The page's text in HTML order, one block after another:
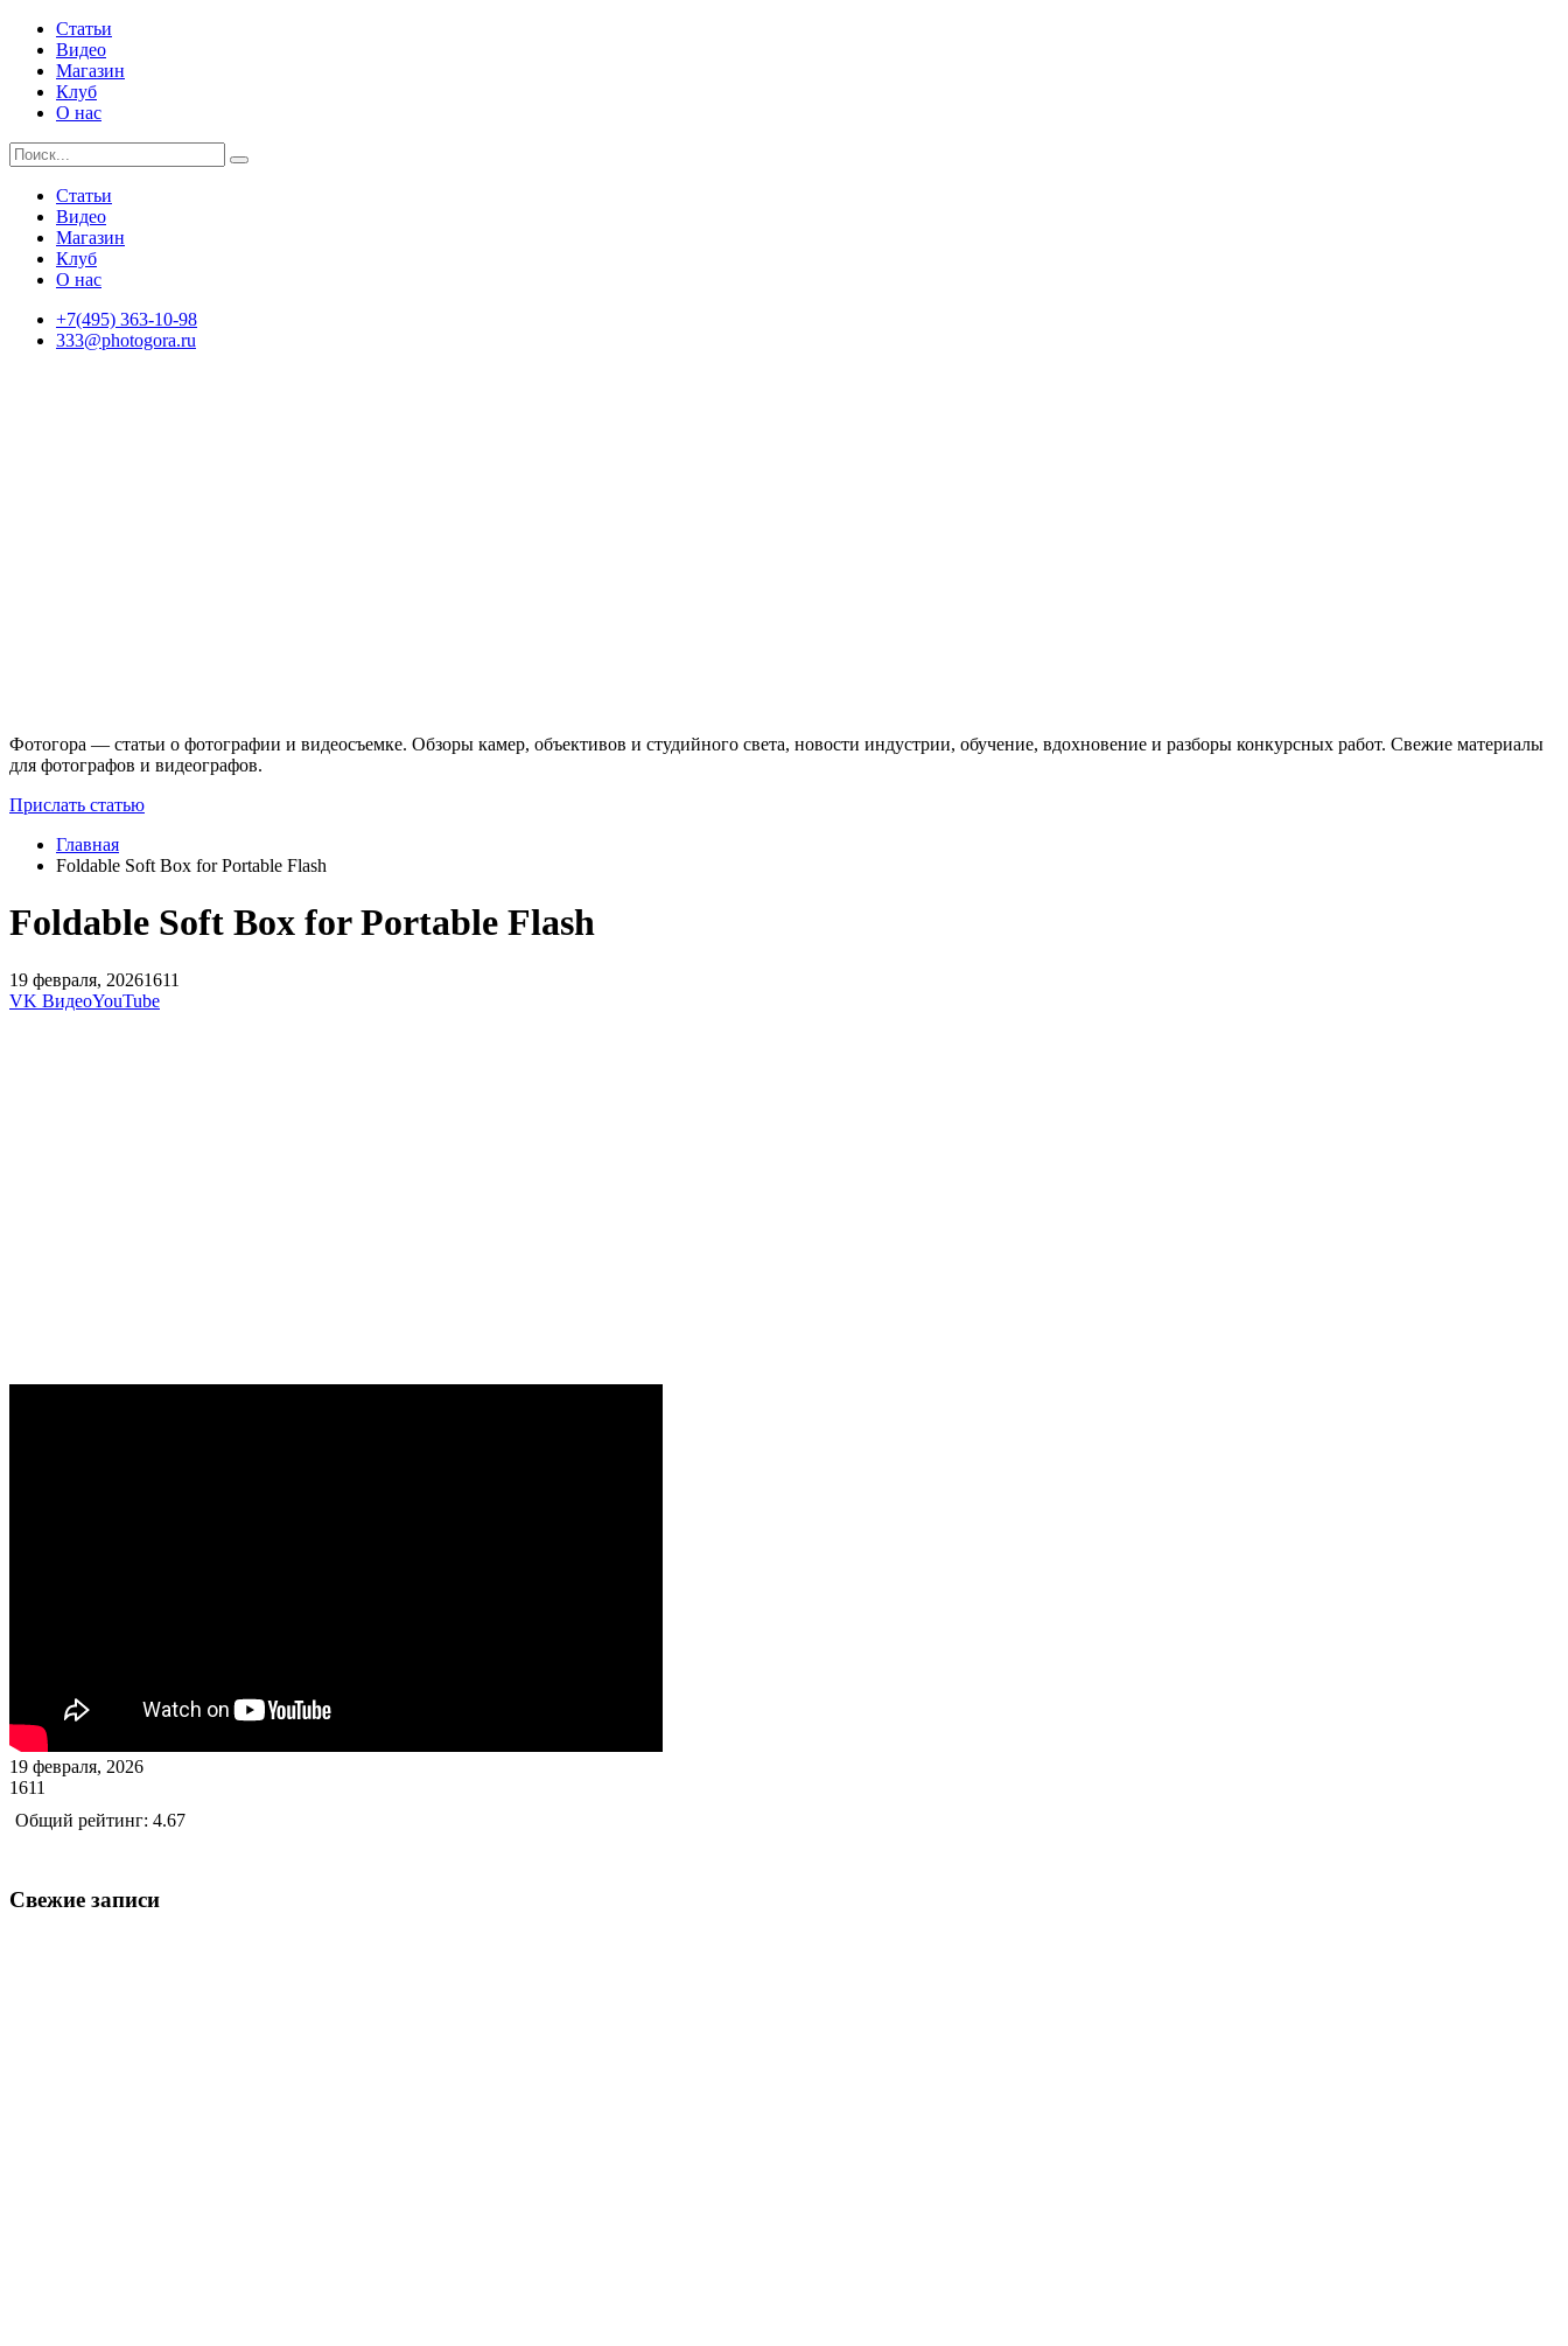
Статьи
Видео
Магазин
Клуб
О нас
Статьи
Видео
Магазин
Клуб
О нас
+7(495) 363-10-98
333@photogora.ru
Фотогора — статьи о фотографии и видеосъемке. Обзоры камер, объективов и студийного света, новости индустрии, обучение, вдохновение и разборы конкурсных работ. Свежие материалы
для фотографов и видеографов.
Прислать статью
Главная
Foldable Soft Box for Portable Flash
Foldable Soft Box for Portable Flash
19 февраля, 20261611
VK ВидеоYouTube
19 февраля, 2026
1611
Общий рейтинг: 4.67
Свежие записи